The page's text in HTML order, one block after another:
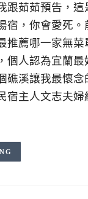
跟茹茹預告，
宿，你會愛死
推薦哪一家無菜
個人認為宜蘭最
礁溪讓我最懷念
宿主人文志夫婦